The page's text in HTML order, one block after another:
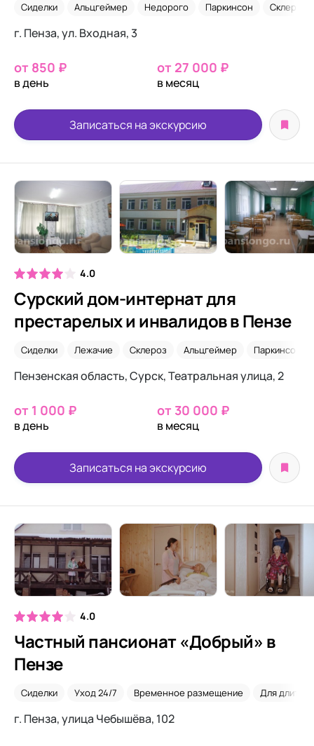
Сиделки Альцгеймер Недорого Паркинсон Склероз
г. Пенза, ул. Входная, 3
от 850 ₽
в день
от 27 000 ₽
в месяц
Записаться на экскурсию
4.0
Сурский дом-интернат для
престарелых и инвалидов в Пензе
Сиделки Лежачие Склероз Альцгеймер Паркинсон
Пензенская область, Сурск, Театральная улица, 2
от 1 000 ₽
в день
от 30 000 ₽
в месяц
Записаться на экскурсию
4.0
Частный пансионат «Добрый» в
Пензе
Сиделки Уход 24/7 Временное размещение Для
г. Пенза, улица Чебышёва, 102